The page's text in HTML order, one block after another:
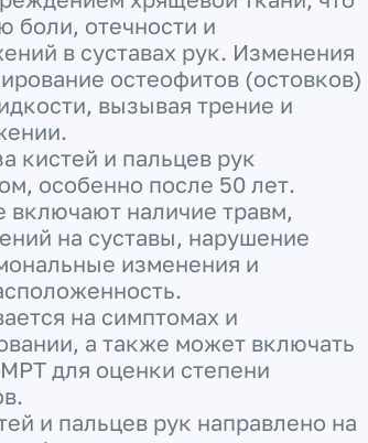
боли, отечности и
в суставах рук. Изменения
остеофитов (остовков)
вызывая трение и
кистей и пальцев рук
особенно после 50 лет.
наличие травм,
на суставы, нарушение
изменения и
на симптомах и
а также может включать
для оценки степени
и пальцев рук направлено на